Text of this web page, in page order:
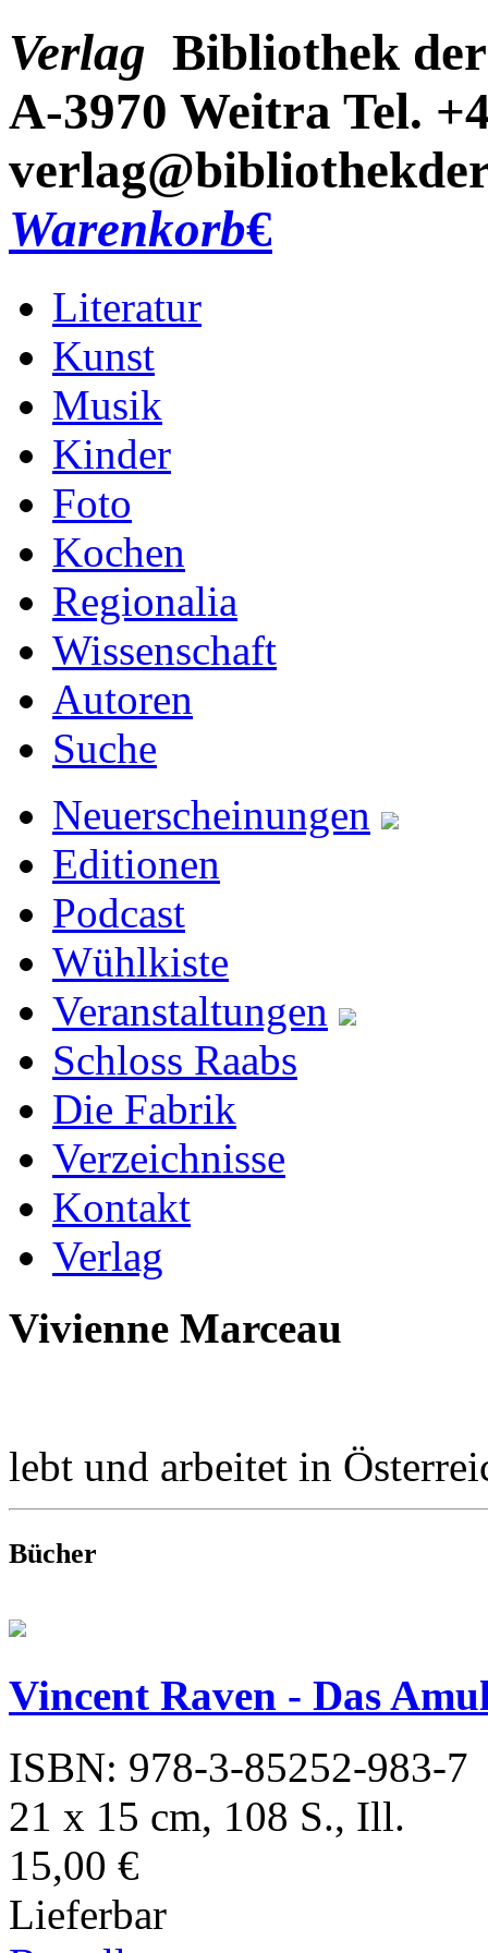
Verlag Bibliothek
A-3970 Weitra Tel.
Warenkorb€
Literatur
Kunst
Musik
Kinder
Foto
Kochen
Regionalia
Wissenschaft
Autoren
Suche
Neuerscheinungen
Editionen
Podcast
Wühlkiste
Veranstaltungen
Schloss Raabs
Die Fabrik
Verzeichnisse
Kontakt
Verlag
Vivienne Marceau
lebt und arbeitet in
Bücher
Vincent Raven - Das
ISBN: 978-3-85252-983-7
21 x 15 cm, 108 S., Ill.
15,00 €
Lieferbar